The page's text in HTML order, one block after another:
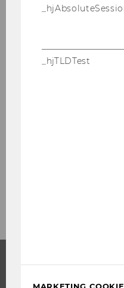
STEOP & CBK
Wahl- und
_hjTLDTest
MARKETING